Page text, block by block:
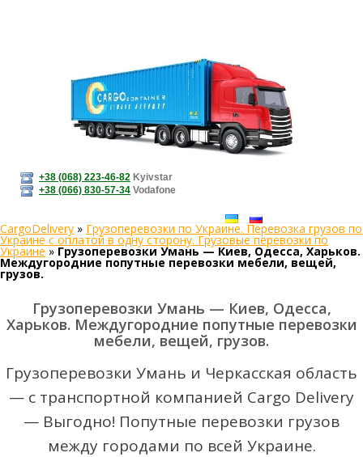
+38 (068) 223-46-82 Kyivstar
+38 (066) 830-57-34 Vodafone
CargoDelivery » Грузоперевозки по Украине. Перевозка грузов по
Украине с оплатой в одну сторону. Грузовые перевозки по
Украине»Грузоперевозки Умань — Киев, Одесса, Харьков.
Междугородние попутные перевозки мебели, вещей,
грузов.
Грузоперевозки Умань — Киев, Одесса,
Харьков. Междугородние попутные перевозки
мебели, вещей, грузов.
Грузоперевозки Умань и Черкасская область
— с транспортной компанией Cargo Delivery
— Выгодно! Попутные перевозки грузов
между городами по всей Украине.